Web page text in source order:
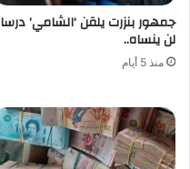
جمهور بنزرت يلقن ‘الشامي’ درسا
لن ينساه..
منذ 5 أيام